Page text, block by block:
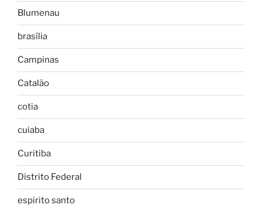
Blumenau
brasília
Campinas
Catalão
cotia
cuiaba
Curitiba
Distrito Federal
espirito santo